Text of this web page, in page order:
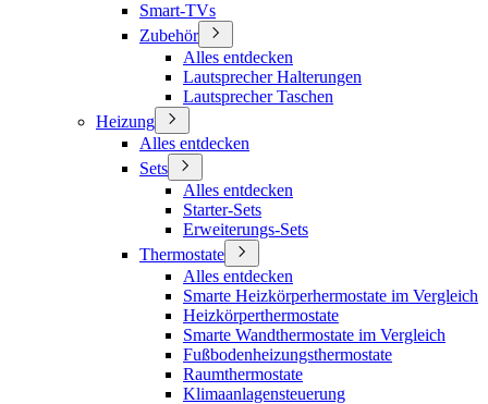
Smart-TVs
Zubehör
Alles entdecken
Lautsprecher Halterungen
Lautsprecher Taschen
Heizung
Alles entdecken
Sets
Alles entdecken
Starter-Sets
Erweiterungs-Sets
Thermostate
Alles entdecken
Smarte Heizkörperhermostate im Vergleich
Heizkörperthermostate
Smarte Wandthermostate im Vergleich
Fußbodenheizungsthermostate
Raumthermostate
Klimaanlagensteuerung